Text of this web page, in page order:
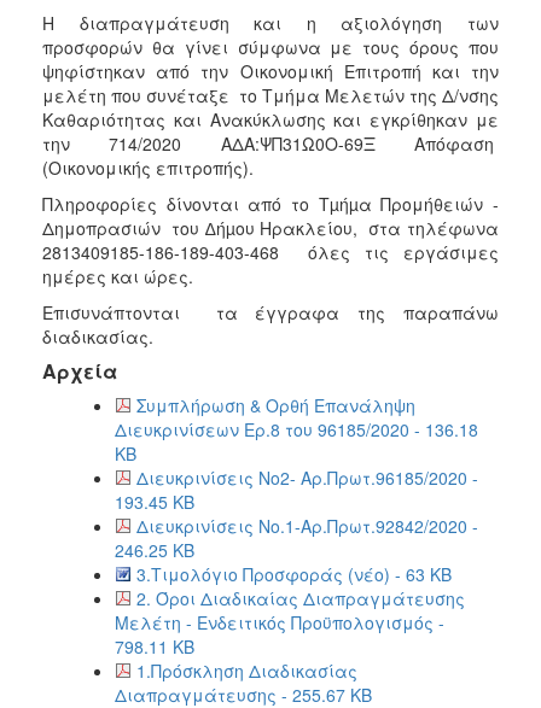
Η διαπραγμάτευση και η αξιολόγηση των
προσφορών θα γίνει σύμφωνα με τους όρους που
ψηφίστηκαν από την Οικονομική Επιτροπή και την
μελέτη που συνέταξε το Τμήμα Μελετών της Δ/νσης
Καθαριότητας και Ανακύκλωσης και εγκρίθηκαν με
την 714/2020 ΑΔΑ:ΨΠ31Ω0Ο-69Ξ Απόφαση
(Οικονομικής επιτροπής).
Πληροφορίες δίνονται από το Tµήµα Προμήθειών -
Δημοπρασιών του ∆ήµου Ηρακλείου, στα τηλέφωνα
2813409185-186-189-403-468 όλες τις εργάσιμες
ημέρες και ώρες.
Επισυνάπτονται τα έγγραφα της παραπάνω
διαδικασίας.
Αρχεία
Συμπλήρωση & Ορθή Επανάληψη
Διευκρινίσεων Ερ.8 του 96185/2020 - 136.18
KB
Διευκρινίσεις Νο2- Αρ.Πρωτ.96185/2020 -
193.45 KB
Διευκρινίσεις Νο.1-Αρ.Πρωτ.92842/2020 -
246.25 KB
3.Τιμολόγιο Προσφοράς (νέο) - 63 KB
2. Όροι Διαδικαίας Διαπραγμάτευσης
Μελέτη - Ενδειτικός Προϋπολογισμός -
798.11 KB
1.Πρόσκληση Διαδικασίας
Διαπραγμάτευσης - 255.67 KB